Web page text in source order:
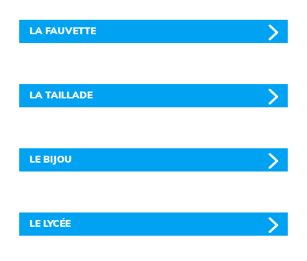
LA FAUVETTE
LA TAILLADE
LE BIJOU
LE LYCÉE